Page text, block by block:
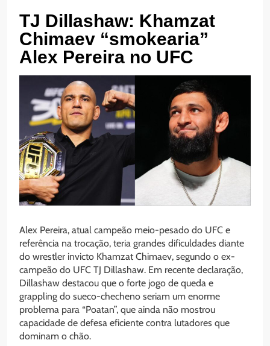
TJ Dillashaw: Khamzat
Chimaev “smokearia”
Alex Pereira no UFC
Alex Pereira, atual campeão meio-pesado do UFC e
referência na trocação, teria grandes dificuldades diante
do wrestler invicto Khamzat Chimaev, segundo o ex-
campeão do UFC TJ Dillashaw. Em recente declaração,
Dillashaw destacou que o forte jogo de queda e
grappling do sueco-checheno seriam um enorme
problema para “Poatan”, que ainda não mostrou
capacidade de defesa eficiente contra lutadores que
dominam o chão.